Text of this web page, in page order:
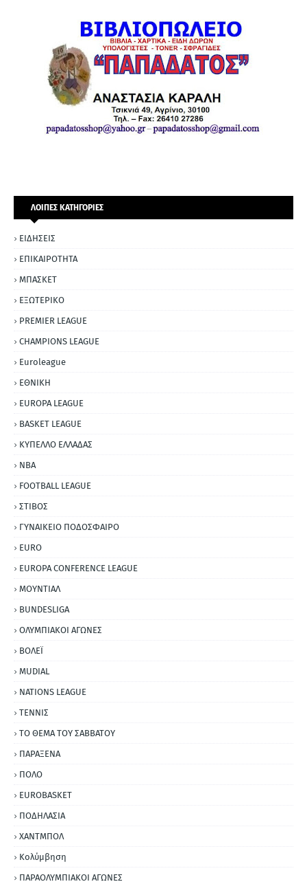
ΛΟΙΠΕΣ ΚΑΤΗΓΟΡΙΕΣ
ΕΙΔΗΣΕΙΣ
ΕΠΙΚΑΙΡΟΤΗΤΑ
ΜΠΑΣΚΕΤ
ΕΞΩΤΕΡΙΚΟ
PREMIER LEAGUE
CHAMPIONS LEAGUE
Euroleague
ΕΘΝΙΚΗ
EUROPA LEAGUE
BASKET LEAGUE
ΚΥΠΕΛΛΟ ΕΛΛΑΔΑΣ
NBA
FOOTBALL LEAGUE
ΣΤΙΒΟΣ
ΓΥΝΑΙΚΕΙΟ ΠΟΔΟΣΦΑΙΡΟ
EURO
EUROPA CONFERENCE LEAGUE
ΜΟΥΝΤΙΑΛ
BUNDESLIGA
ΟΛΥΜΠΙΑΚΟΙ ΑΓΩΝΕΣ
ΒΟΛΕΪ
MUDIAL
NATIONS LEAGUE
ΤΕΝΝΙΣ
ΤΟ ΘΕΜΑ ΤΟΥ ΣΑΒΒΑΤΟΥ
ΠΑΡΑΞΕΝΑ
ΠΟΛΟ
EUROBASKET
ΠΟΔΗΛΑΣΙΑ
ΧΑΝΤΜΠΟΛ
Κολύμβηση
ΠΑΡΑΟΛΥΜΠΙΑΚΟΙ ΑΓΩΝΕΣ